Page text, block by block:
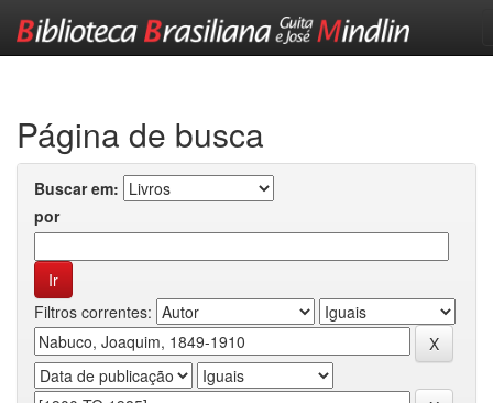
Página de busca
Buscar em:
por
Filtros correntes: